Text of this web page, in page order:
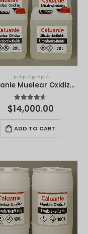
ထုတ်လုပ်မှုအထုပ်
Caluanie Muelear Oxidize - 20 လီတာ။
4.50out of 5
$14,000.00
ADD TO CART